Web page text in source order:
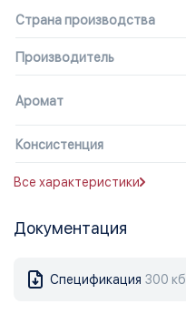
Страна производства
Производитель
Аромат
Консистенция
Все характеристики
Документация
Спецификация 300 кб